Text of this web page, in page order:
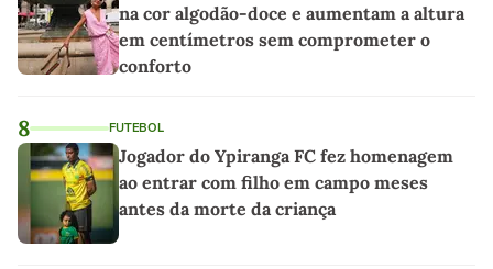
na cor algodão-doce e aumentam a altura
em centímetros sem comprometer o
conforto
8 FUTEBOL
Jogador do Ypiranga FC fez homenagem
ao entrar com filho em campo meses
antes da morte da criança